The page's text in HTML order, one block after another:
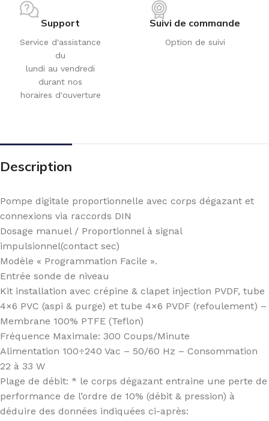
Support
Service d'assistance
du
lundi au vendredi
durant nos
horaires d'ouverture
Suivi de commande
Option de suivi
Description
Pompe digitale proportionnelle avec corps dégazant et
connexions via raccords DIN
Dosage manuel / Proportionnel à signal
impulsionnel(contact sec)
Modèle « Programmation Facile ».
Entrée sonde de niveau
Kit installation avec crépine & clapet injection PVDF, tube
4×6 PVC (aspi & purge) et tube 4×6 PVDF (refoulement) –
Membrane 100% PTFE (Teflon)
Fréquence Maximale: 300 Coups/Minute
Alimentation 100÷240 Vac – 50/60 Hz – Consommation
22 à 33 W
Plage de débit: * le corps dégazant entraine une perte de
performance de l’ordre de 10% (débit & pression) à
déduire des données indiquées ci-après: